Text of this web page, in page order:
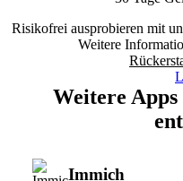
Risikofrei ausprobieren mit
Weitere
Weitere
Immich